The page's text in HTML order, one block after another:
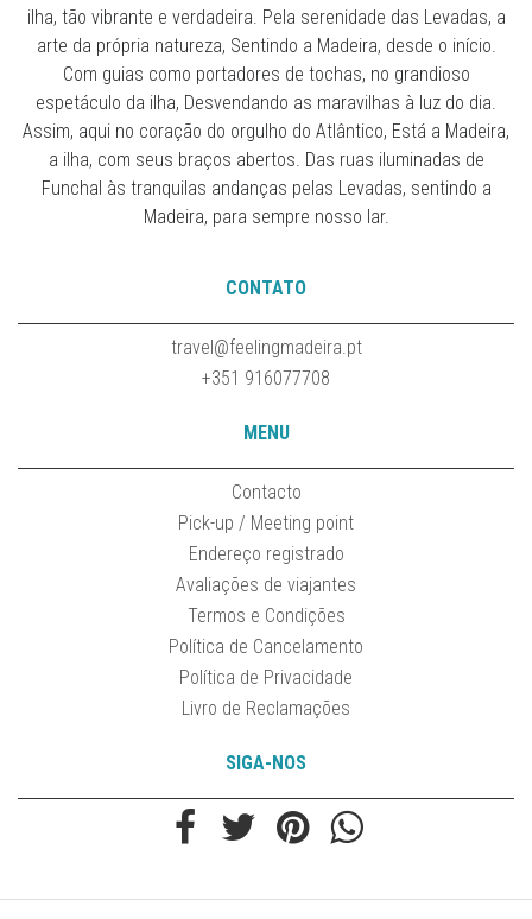
ilha, tão vibrante e verdadeira. Pela serenidade das Levadas, a
arte da própria natureza, Sentindo a Madeira, desde o início.
Com guias como portadores de tochas, no grandioso
espetáculo da ilha, Desvendando as maravilhas à luz do dia.
Assim, aqui no coração do orgulho do Atlântico, Está a Madeira,
a ilha, com seus braços abertos. Das ruas iluminadas de
Funchal às tranquilas andanças pelas Levadas, sentindo a
Madeira, para sempre nosso lar.
CONTATO
travel@feelingmadeira.pt
+351 916077708
MENU
Contacto
Pick-up / Meeting point
Endereço registrado
Avaliações de viajantes
Termos e Condições
Política de Cancelamento
Política de Privacidade
Livro de Reclamações
SIGA-NOS